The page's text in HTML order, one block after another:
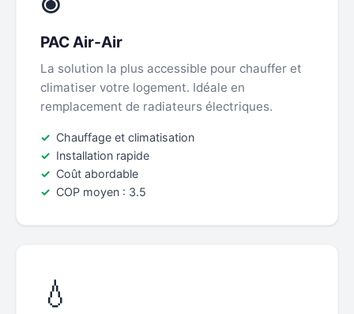
PAC Air-Air
La solution la plus accessible pour chauffer et
climatiser votre logement. Idéale en
remplacement de radiateurs électriques.
Chauffage et climatisation
Installation rapide
Coût abordable
COP moyen : 3.5
💧